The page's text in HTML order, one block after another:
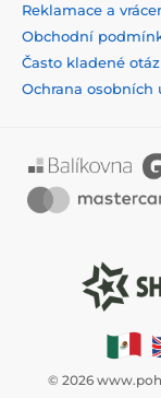
Reklamace a
Obchodní
Často kladené
Ochrana osobních
© 2026